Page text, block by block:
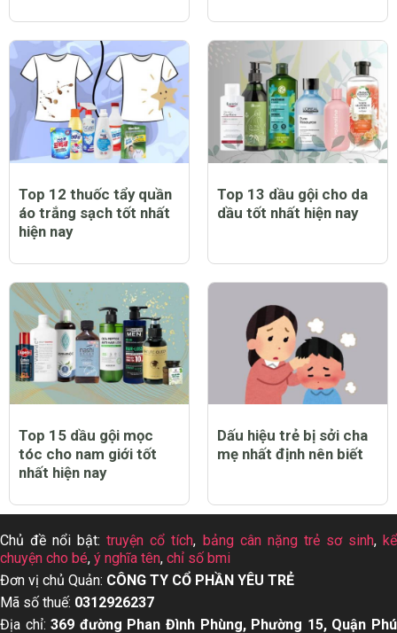
Top 12 thuốc tẩy quần
áo trắng sạch tốt nhất
hiện nay
Top 13 dầu gội cho da
dầu tốt nhất hiện nay
Top 15 dầu gội mọc
tóc cho nam giới tốt
nhất hiện nay
Dấu hiệu trẻ bị sởi cha
mẹ nhất định nên biết
Chủ đề nổi bật:truyện cổ tích, bảng cân nặng trẻ sơ sinh,kể
chuyện cho bé, ý nghĩa tên, chỉ số bmi
Đơn vị chủ Quản: CÔNG TY CỔ PHẦN YÊU TRẺ
Mã số thuế: 0312926237
Địa chỉ:369 đường Phan Đình Phùng, Phường 15, Quận Phú